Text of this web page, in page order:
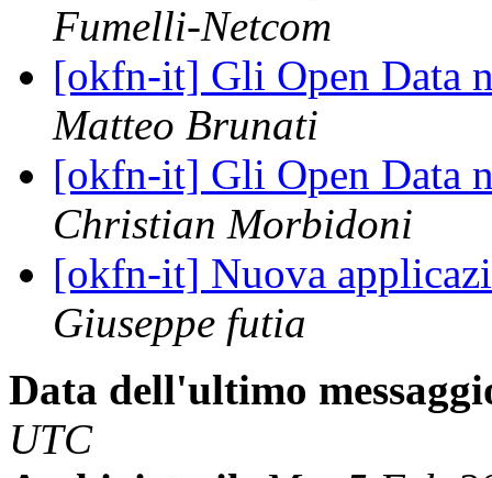
Fumelli-Netcom
[okfn-it] Gli Open Data
Matteo Brunati
[okfn-it] Gli Open Data
Christian Morbidoni
[okfn-it] Nuova
Giuseppe futia
Data dell'ultimo
UTC